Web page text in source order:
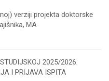
verziji projekta doktorske
MA
2025/2026.
I PRIJAVA ISPITA